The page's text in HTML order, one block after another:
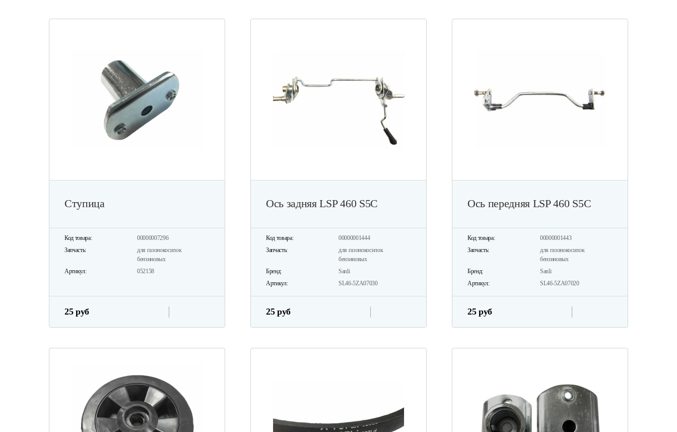
Ступица
Код товара:
00000007296
Запчасть:
для газонокосилок
бензиновых
Артикул:
052158
25 руб
Ось задняя LSP 460 S5C
Код товара:
00000001444
Запчасть:
для газонокосилок
бензиновых
Бренд:
Sanli
Артикул:
SL46-5ZA07030
25 руб
Ось передняя LSP 460 S5C
Код товара:
00000001443
Запчасть:
для газонокосилок
бензиновых
Бренд:
Sanli
Артикул:
SL46-5ZA07020
25 руб